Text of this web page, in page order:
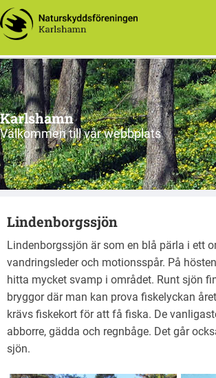
Karlshamn
Välkommen till vår webbplats
Lindenborgssjön
Lindenborgssjön är som en blå pärla i ett
vandringsleder och motionsspår. På
hitta mycket svamp i området. Runt sjön
bryggor där man kan prova fiskelyckan
krävs fiskekort för att få fiska. De
abborre, gädda och regnbåge. Det går
sjön.